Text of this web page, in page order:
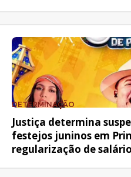
DETERMINAÇÃO
Justiça determina
festejos juninos em
regularização de